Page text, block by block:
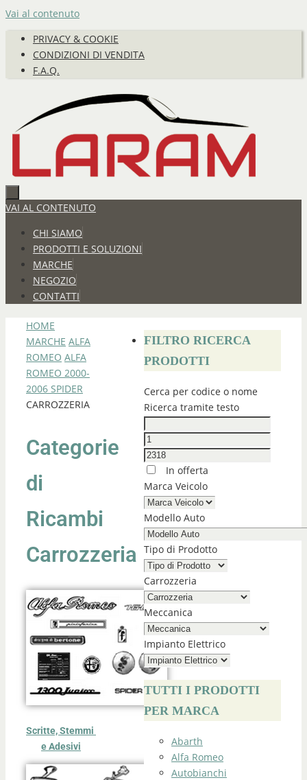
Vai al contenuto
PRIVACY & COOKIE
CONDIZIONI DI VENDITA
F.A.Q.
VAI AL CONTENUTO
CHI SIAMO
PRODOTTI E SOLUZIONI
MARCHE
NEGOZIO
CONTATTI
HOME
MARCHE ALFA
ROMEO ALFA
ROMEO 2000-
2006 SPIDER
CARROZZERIA
Categorie
di
Ricambi
Carrozzeria
Scritte, Stemmi
e Adesivi
FILTRO RICERCA
PRODOTTI
Cerca per codice o nome
Ricerca tramite testo
In offerta
Marca Veicolo
Modello Auto
Tipo di Prodotto
Carrozzeria
Meccanica
Impianto Elettrico
TUTTI I PRODOTTI
PER MARCA
Abarth
Alfa Romeo
Autobianchi